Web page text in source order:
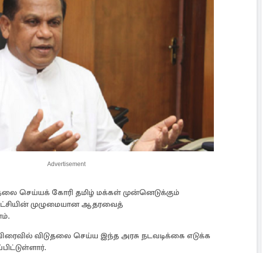
Advertisement
செய்யக் கோரி தமிழ் மக்கள் முன்னெடுக்கும்
முழுமையான ஆதரவைத்
விடுதலை செய்ய இந்த அரசு நடவடிக்கை எடுக்க